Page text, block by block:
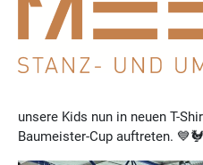
unsere Kids nun in neuen T-
Baumeister-Cup auftreten. 💙🐓